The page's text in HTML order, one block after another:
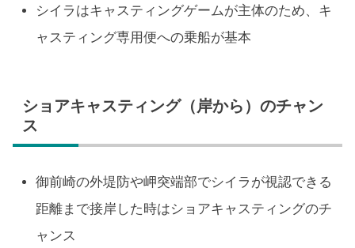
シイラはキャスティングゲームが主体のため、キ
ャスティング専用便への乗船が基本
ショアキャスティング（岸から）のチャン
ス
御前崎の外堤防や岬突端部でシイラが視認できる
距離まで接岸した時はショアキャスティングのチ
ャンス